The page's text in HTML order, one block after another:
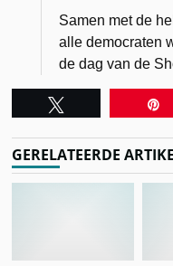
Samen met de
alle democraten
de dag van de
GERELATEERDE